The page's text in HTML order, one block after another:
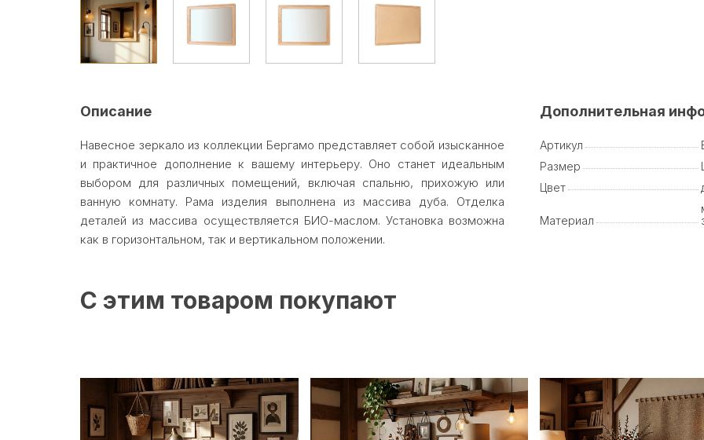
Описание
Навесное зеркало из коллекции Бергамо представляет собой изысканное
и практичное дополнение к вашему интерьеру. Оно станет идеальным
выбором для различных помещений, включая спальню, прихожую или
ванную комнату. Рама изделия выполнена из массива дуба. Отделка
деталей из массива осуществляется БИО-маслом. Установка возможна
как в горизонтальном, так и вертикальном положении.
Дополнительная
Артикул
Размер
Цвет
Материал
С этим товаром покупают